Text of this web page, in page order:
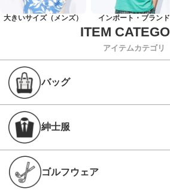
大きいサイズ（メンズ） インポート・ブランド
アイテムカテゴリ
バッグ
紳士服
ゴルフウェア